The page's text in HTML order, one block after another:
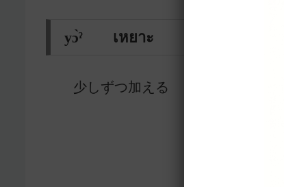
yɔ̀ˀ เหยาะ
少しずつ加える